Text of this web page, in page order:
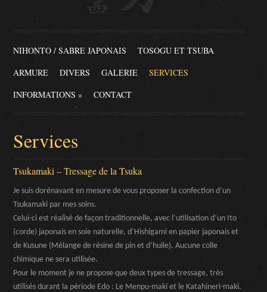
NIHONTO / SABRE JAPONAIS
TOSOGU ET TSUBA
ARMURE
DIVERS GALERIE
SERVICES
INFORMATIONS » CONTACT
Services
Tsukamaki – Tressage de la Tsuka
Je suis dorénavant en mesure de vous proposer la confection d’un
Tsukamaki par mes soins.
Celui-ci est réalisé de façon traditionnelle, avec l’utilisation d’un Ito
(corde) japonais en soie naturelle, d’Hishigami en papier japonais et
de Kusune (Mélange de résine de pin et d’huile). Aucune colle
chimique ne sera utilisée.
Pour le moment je ne propose que deux types de tressage, très
utilisés durant la période Edo : Le Menpu-maki et le Katahineri-maki.